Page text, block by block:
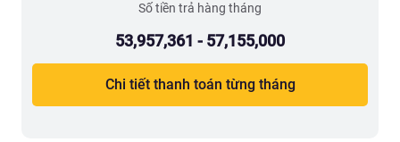
Số tiền trả hàng tháng
53,957,361 - 57,155,000
Chi tiết thanh toán từng tháng